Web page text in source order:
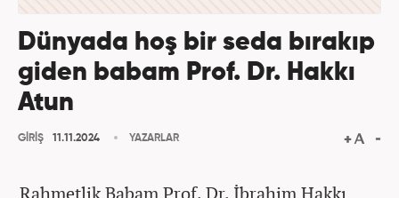
Dünyada hoş bir seda bırakıp
giden babam Prof. Dr. Hakkı
Atun
GİRİŞ 11.11.2024 YAZARLAR
Rahmetlik Babam Prof. Dr. İbrahim Hakkı